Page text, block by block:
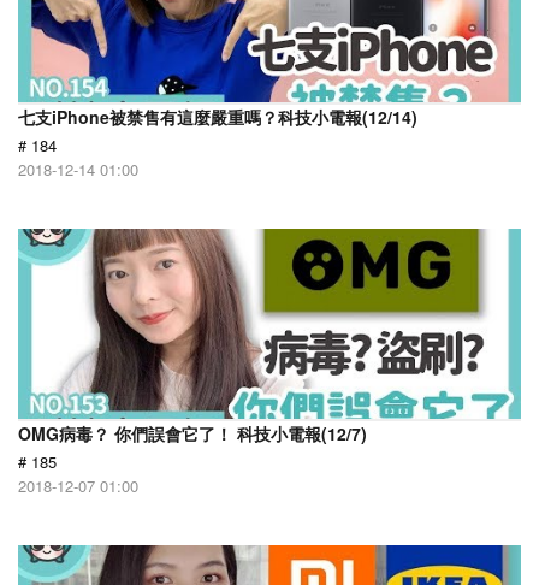
七支iPhone被禁售有這麼嚴重嗎？科技小電報(12/14)
# 184
2018-12-14 01:00
OMG病毒？ 你們誤會它了！ 科技小電報(12/7)
# 185
2018-12-07 01:00